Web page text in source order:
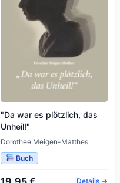
"Da war es plötzlich, das
Unheil!"
Dorothee Meigen-Matthes
Buch
Details →